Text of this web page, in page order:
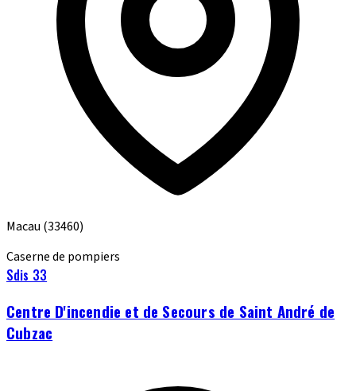
Macau (33460)
Caserne de pompiers
Sdis 33
Centre D'incendie et de Secours de Saint André de
Cubzac